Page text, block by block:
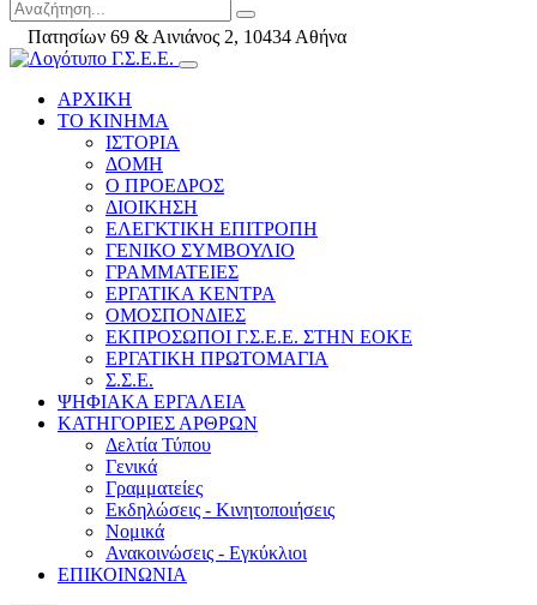
Πατησίων 69 & Αινιάνος 2, 10434 Αθήνα
ΑΡΧΙΚΗ
ΤΟ ΚΙΝΗΜΑ
ΙΣΤΟΡΙΑ
ΔΟΜΗ
Ο ΠΡΟΕΔΡΟΣ
ΔΙΟΙΚΗΣΗ
ΕΛΕΓΚΤΙΚΗ ΕΠΙΤΡΟΠΗ
ΓΕΝΙΚΟ ΣΥΜΒΟΥΛΙΟ
ΓΡΑΜΜΑΤΕΙΕΣ
ΕΡΓΑΤΙΚΑ ΚΕΝΤΡΑ
ΟΜΟΣΠΟΝΔΙΕΣ
ΕΚΠΡΟΣΩΠΟΙ Γ.Σ.Ε.Ε. ΣΤΗΝ ΕΟΚΕ
ΕΡΓΑΤΙΚΗ ΠΡΩΤΟΜΑΓΙΑ
Σ.Σ.Ε.
ΨΗΦΙΑΚΑ ΕΡΓΑΛΕΙΑ
ΚΑΤΗΓΟΡΙΕΣ ΑΡΘΡΩΝ
Δελτία Τύπου
Γενικά
Γραμματείες
Εκδηλώσεις - Κινητοποιήσεις
Νομικά
Ανακοινώσεις - Εγκύκλιοι
ΕΠΙΚΟΙΝΩΝΙΑ